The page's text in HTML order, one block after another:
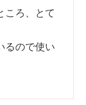
ころ、とて
るので使い